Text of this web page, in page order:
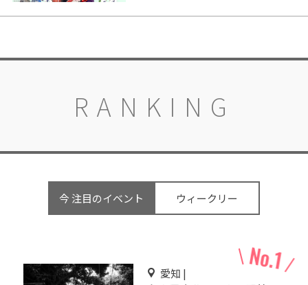
RANKING
今 注目のイベント ウィークリー
愛知 |